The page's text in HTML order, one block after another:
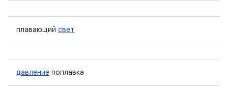
плавающий свет
давление поплавка